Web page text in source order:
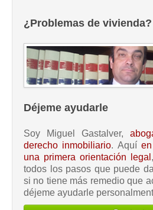
¿Problemas de vivienda?
Déjeme ayudarle
Soy Miguel Gastalver,
derecho inmobiliario. Aquí
una primera orientación legal
todos los pasos que puede
si no tiene más remedio que
déjeme ayudarle